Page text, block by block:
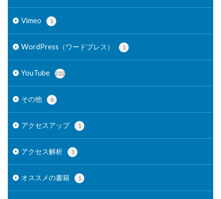
Vimeo 1
WordPress（ワードプレス） 1
YouTube 232
その他 6
アクセスアップ 1
アクセス解析 1
オススメの書籍 1